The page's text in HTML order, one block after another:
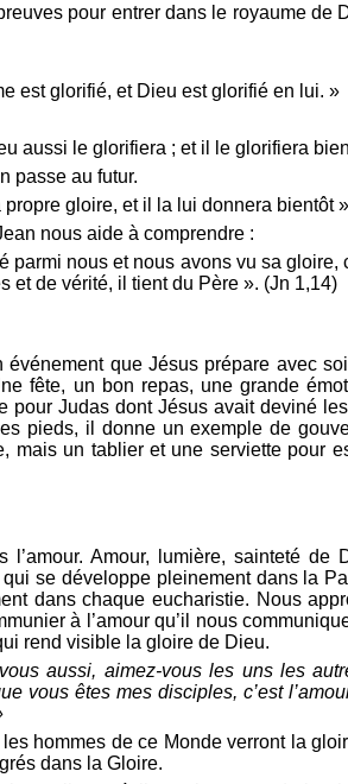
pour entrer dans le royaume de
est glorifié, et Dieu est glorifié en lui. »
aussi le glorifiera ; et il le glorifiera
passe au futur.
gloire, et il la lui donnera bientôt
nous aide à comprendre :
parmi nous et nous avons vu sa gloire,
et de vérité, il tient du Père ». (Jn 1,14)
que Jésus prépare avec
fête, un bon repas, une grande
pour Judas dont Jésus avait deviné
pieds, il donne un exemple de
mais un tablier et une serviette pour
Amour, lumière, sainteté de
se développe pleinement dans la
dans chaque eucharistie. Nous
à l’amour qu’il nous
rend visible la gloire de Dieu.
aussi, aimez-vous les uns les
vous êtes mes disciples, c’est
hommes de ce Monde verront la
dans la Gloire.